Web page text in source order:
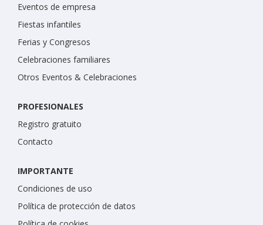
Eventos de empresa
Fiestas infantiles
Ferias y Congresos
Celebraciones familiares
Otros Eventos & Celebraciones
PROFESIONALES
Registro gratuito
Contacto
IMPORTANTE
Condiciones de uso
Política de protección de datos